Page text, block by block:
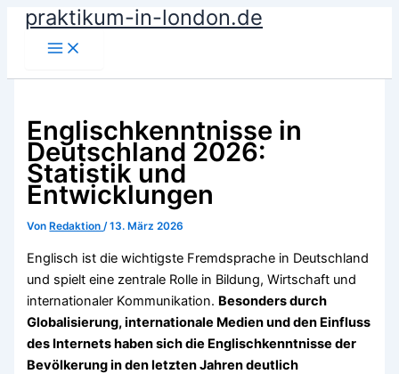
Zumpraktikum-in-london.de
Englischkenntnisse in
Deutschland 2026:
Statistik und
Entwicklungen
Von Redaktion/13. März 2026
Englisch ist die wichtigste Fremdsprache in Deutschland
und spielt eine zentrale Rolle in Bildung, Wirtschaft und
internationaler Kommunikation. Besonders durch
Globalisierung, internationale Medien und den Einfluss
des Internets haben sich die Englischkenntnisse der
Bevölkerung in den letzten Jahren deutlich